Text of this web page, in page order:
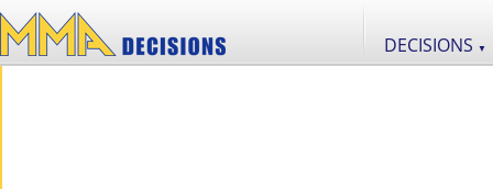
DECISIONS ▼